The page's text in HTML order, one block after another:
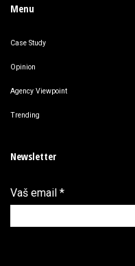
Menu
Case Study
Opinion
Agency Viewpoint
Trending
Newsletter
Vaš email *